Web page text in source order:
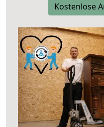
Kostenlose